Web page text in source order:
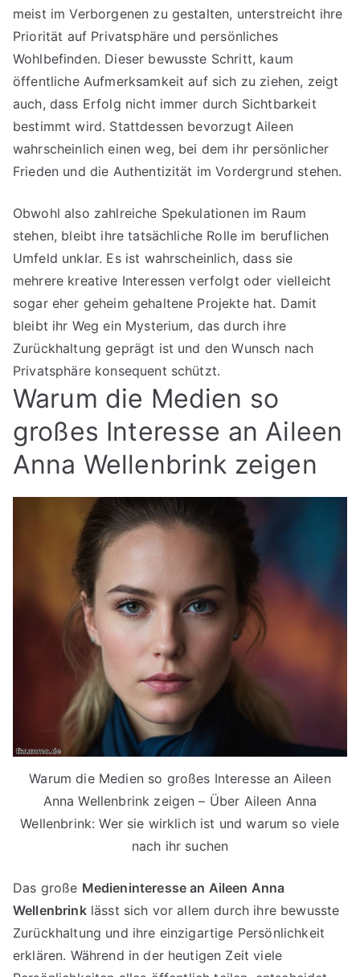
meist im Verborgenen zu gestalten, unterstreicht ihre
Priorität auf Privatsphäre und persönliches
Wohlbefinden. Dieser bewusste Schritt, kaum
öffentliche Aufmerksamkeit auf sich zu ziehen, zeigt
auch, dass Erfolg nicht immer durch Sichtbarkeit
bestimmt wird. Stattdessen bevorzugt Aileen
wahrscheinlich einen weg, bei dem ihr persönlicher
Frieden und die Authentizität im Vordergrund stehen.
Obwohl also zahlreiche Spekulationen im Raum
stehen, bleibt ihre tatsächliche Rolle im beruflichen
Umfeld unklar. Es ist wahrscheinlich, dass sie
mehrere kreative Interessen verfolgt oder vielleicht
sogar eher geheim gehaltene Projekte hat. Damit
bleibt ihr Weg ein Mysterium, das durch ihre
Zurückhaltung geprägt ist und den Wunsch nach
Privatsphäre konsequent schützt.
Warum die Medien so
großes Interesse an Aileen
Anna Wellenbrink zeigen
Warum die Medien so großes Interesse an Aileen
Anna Wellenbrink zeigen – Über Aileen Anna
Wellenbrink: Wer sie wirklich ist und warum so viele
nach ihr suchen
Das große Medieninteresse an Aileen Anna
Wellenbrinklässt sich vor allem durch ihre bewusste
Zurückhaltung und ihre einzigartige Persönlichkeit
erklären. Während in der heutigen Zeit viele